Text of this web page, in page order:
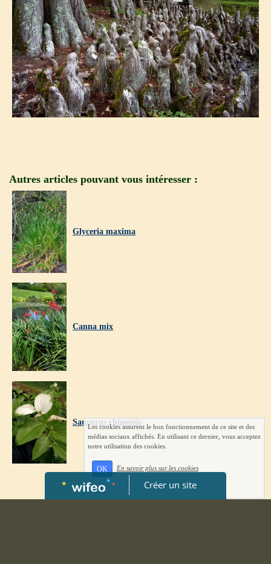
Autres articles pouvant vous intéresser :
Glyceria maxima
Canna mix
Saururus chinensis
Créer un site
Les cookies assurent le bon fonctionnement de ce site et des
médias sociaux affichés. En utilisant ce dernier, vous acceptez
notre utilisation des cookies.
OK En savoir plus sur les cookies